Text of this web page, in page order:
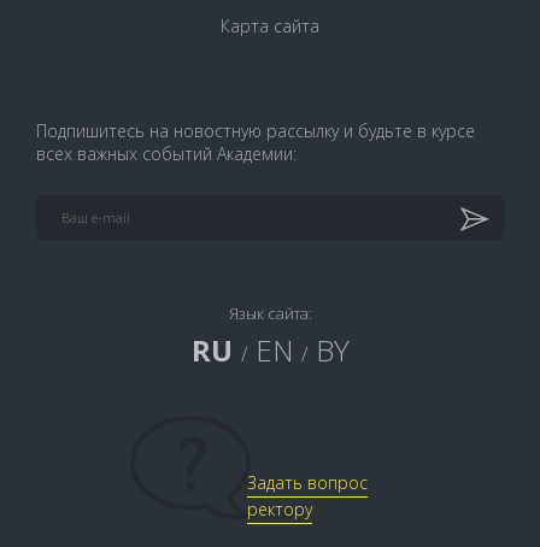
Карта сайта
Подпишитесь на новостную рассылку и будьте в курсе
всех важных событий Академии:
Язык сайта:
RU / EN / BY
Задать вопрос
ректору